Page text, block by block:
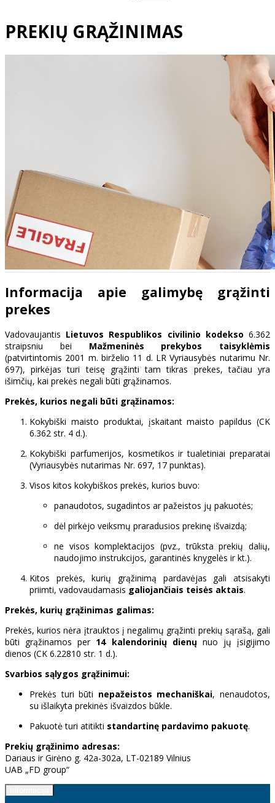
PREKIŲ GRĄŽINIMAS
Informacija apie galimybę grąžinti
prekes
Vadovaujantis Lietuvos Respublikos civilinio kodekso 6.362
straipsniu bei Mažmeninės prekybos taisyklėmis
(patvirtintomis 2001 m. birželio 11 d. LR Vyriausybės nutarimu Nr.
697), pirkėjas turi teisę grąžinti tam tikras prekes, tačiau yra
išimčių, kai prekės negali būti grąžinamos.
Prekės, kurios negali būti grąžinamos:
Kokybiški maisto produktai, įskaitant maisto papildus (CK
6.362 str. 4 d.).
Kokybiški parfumerijos, kosmetikos ir tualetiniai preparatai
(Vyriausybės nutarimas Nr. 697, 17 punktas).
Visos kitos kokybiškos prekės, kurios buvo:
panaudotos, sugadintos ar pažeistos jų pakuotės;
dėl pirkėjo veiksmų praradusios prekinę išvaizdą;
ne visos komplektacijos (pvz., trūksta prekių dalių,
naudojimo instrukcijos, garantinės knygelės ir kt.).
Kitos prekės, kurių grąžinimą pardavėjas gali atsisakyti
priimti, vadovaudamasis galiojančiais teisės aktais.
Prekės, kurių grąžinimas galimas:
Prekės, kurios nėra įtrauktos į negalimų grąžinti prekių sąrašą, gali
būti grąžinamos per 14 kalendorinių dienųnuo jų įsigijimo
dienos (CK 6.22810 str. 1 d.).
Svarbios sąlygos grąžinimui:
Prekės turi būti nepažeistos mechaniškai, nenaudotos,
su išlaikyta prekinės išvaizdos būkle.
Pakuotė turi atitikti standartinę pardavimo pakuotę.
Prekių grąžinimo adresas:
Dariaus ir Girėno g. 42a-302a, LT-02189 Vilnius
UAB „FD group“